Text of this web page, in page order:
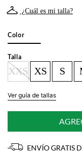
¿Cuál es mi talla?
Color
Talla
XXS XS S
Ver guía de tallas
ENVÍO GRATIS